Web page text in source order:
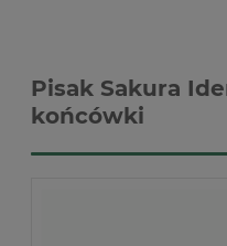
Pisak Sakura
końcówki